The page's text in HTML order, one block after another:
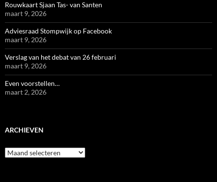
Rouwkaart Sjaan Tas- van Santen
maart 9, 2026
Adviesraad Stompwijk op Facebook
maart 9, 2026
Verslag van het debat van 26 februari
maart 9, 2026
Even voorstellen…
maart 2, 2026
ARCHIEVEN
Archieven